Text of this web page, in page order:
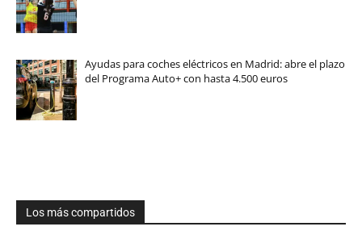
Ayudas para coches eléctricos en Madrid: abre el plazo
del Programa Auto+ con hasta 4.500 euros
Los más compartidos